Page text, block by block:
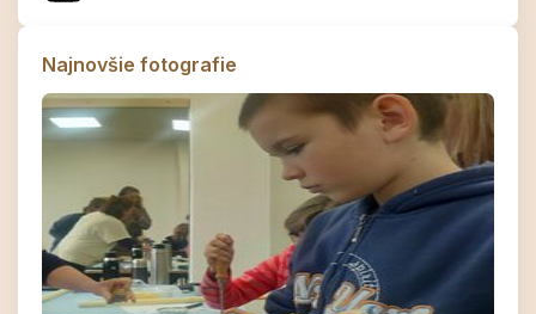
Najnovšie fotografie